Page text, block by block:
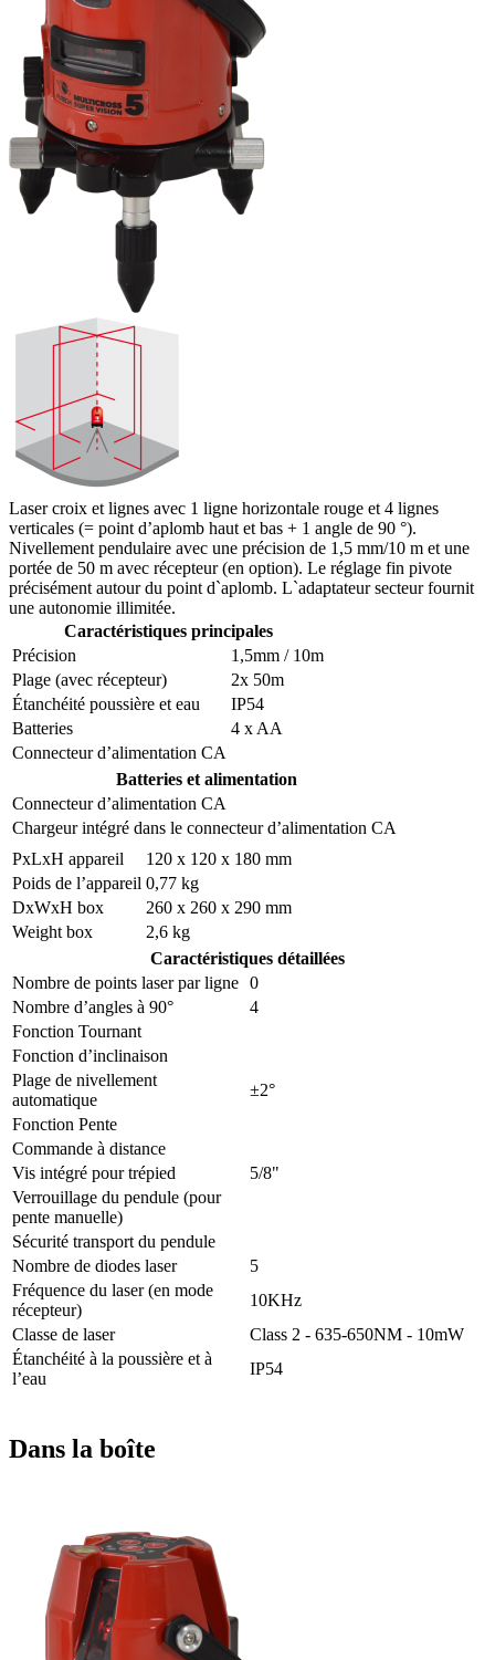
Laser croix et lignes avec 1 ligne horizontale rouge et 4 lignes
verticales (= point d’aplomb haut et bas + 1 angle de 90 °).
Nivellement pendulaire avec une précision de 1,5 mm/10 m et une
portée de 50 m avec récepteur (en option). Le réglage fin pivote
précisément autour du point d`aplomb. L`adaptateur secteur fournit
une autonomie illimitée.
Caractéristiques principales
Précision
1,5mm / 10m
Plage (avec récepteur)
2x 50m
Étanchéité poussière et eau
IP54
Batteries
4 x AA
Connecteur d’alimentation CA
Batteries et alimentation
Connecteur d’alimentation CA
Chargeur intégré dans le connecteur d’alimentation CA
PxLxH appareil
120 x 120 x 180 mm
Poids de l’appareil 0,77 kg
DxWxH box
260 x 260 x 290 mm
Weight box
2,6 kg
Caractéristiques détaillées
Nombre de points laser par ligne 0
Nombre d’angles à 90°
4
Fonction Tournant
Fonction d’inclinaison
Plage de nivellement
automatique
±2°
Fonction Pente
Commande à distance
Vis intégré pour trépied
5/8"
Verrouillage du pendule (pour
pente manuelle)
Sécurité transport du pendule
Nombre de diodes laser
5
Fréquence du laser (en mode
récepteur)
10KHz
Classe de laser
Class 2 - 635-650NM - 10mW
Étanchéité à la poussière et à
l’eau
IP54
Dans la boîte